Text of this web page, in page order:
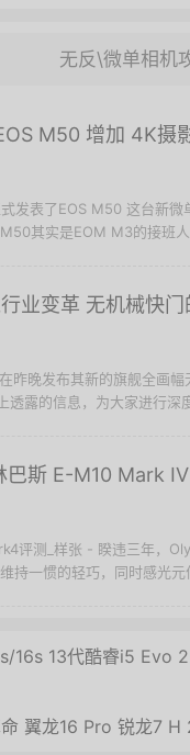
无反\微单相机
M50 增加 4K摄
发表了EOS M50 这台新
其实是EOM M3的接班
业变革 无机械快
昨晚发布其新的旗舰全画
透露的信息，为大家进行
巴斯 E-M10 Mark
评测_样张 - 睽违三年，
持一惯的轻巧，同时感光
16s 13代酷睿i5 Evo
翼龙16 Pro 锐龙7